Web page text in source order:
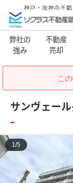
弊社の
強み
不動産
売却
こ
サンヴェー
-
1/5